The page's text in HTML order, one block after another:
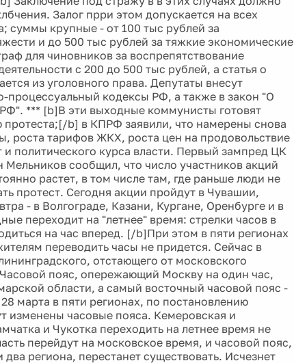
Залог прри этом допускается на всех
суммы крупные - от 100 тыс рублей за
и до 500 тыс рублей за тяжкие экономические
для чиновников за воспрепятствование
с 200 до 500 тыс рублей, а статья о
из уголовного права. Депутаты внесут
процессуальный кодексы РФ, а также в закон "О
*** [b]В эти выходные коммунисты готовят
b] в КПРФ заявили, что намерены снова
роста тарифов ЖКХ, роста цен на продовольствие
и политического курса власти. Первый зампред ЦК
сообщил, что число участников акций
растет, в том числе там, где раньше люди не
протест. Сегодня акции пройдут в Чувашии,
- в Волгограде, Казани, Кургане, Оренбурге и в
переходит на "летнее" время: стрелки часов в
на час вперед. [/b]При этом в пяти регионах
переводить часы не придется. Сейчас в
отстающего от московского
пояс, опережающий Москву на один час,
области, а самый восточный часовой пояс -
марта в пяти регионах, по постановлению
изменены часовые пояса. Кемеровская и
и Чукотка переходить на летнее время не
перейдут на московское время, и часовой пояс,
региона, перестанет существовать. Исчезнет